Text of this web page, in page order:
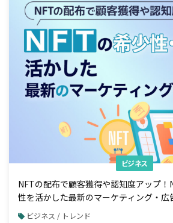
ビジネス
NFTの配布で顧客獲得や認知度アップ
性を活かした最新のマーケティング・広
ビジネス / トレンド